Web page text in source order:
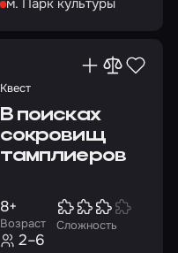
Квест
В поисках
сокровищ
тамплиеров
Возраст
8+
Сложность
2–6